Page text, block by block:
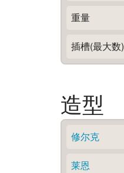
重量
插槽(最大数)
造型
修尔克
莱恩